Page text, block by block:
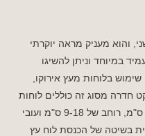
והוא מעניק מראה יוקרתי
במיוחד וניתן להשיגו
בלוחות מעץ אירוקו,
חדרה מסוג זה כוללים לוחות
עץ בטווח המידות של אורך של עד 220 ס"מ, רוחב של 9-18 ס"מ ועובי
בשיטה של הכנסת לוח עץ